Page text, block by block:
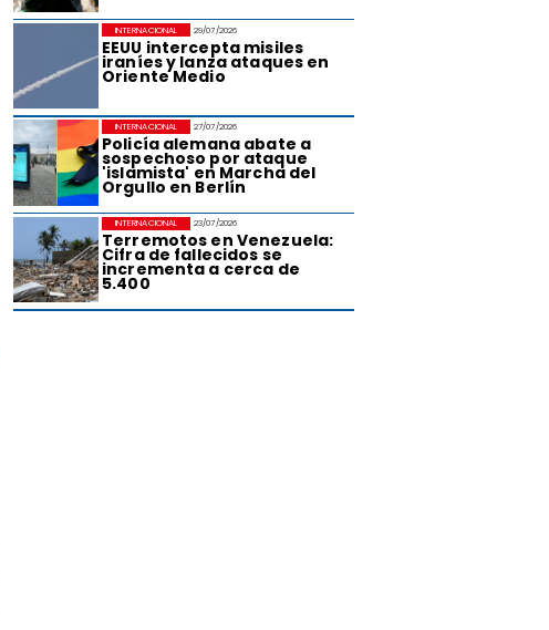
29/07/2026
EEUU intercepta misiles
iraníes y lanza ataques en
Oriente Medio
INTERNACIONAL
27/07/2026
Policía alemana abate a
sospechoso por ataque
'islamista' en Marcha del
Orgullo en Berlín
INTERNACIONAL
23/07/2026
Terremotos en Venezuela:
Cifra de fallecidos se
incrementa a cerca de
5.400
INTERNACIONAL